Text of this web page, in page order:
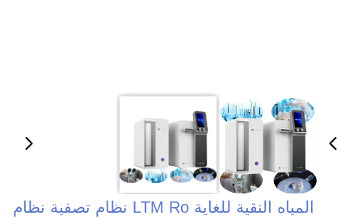
المياه النقية للغاية LTM Ro نظام تصفية نظام